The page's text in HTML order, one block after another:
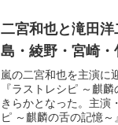
二宮和也と滝田
島・綾野・宮崎・
嵐の二宮和也を主演に
『ラストレシピ ～麒
きらかとなった。主演
ピ ～麒麟の舌の記憶